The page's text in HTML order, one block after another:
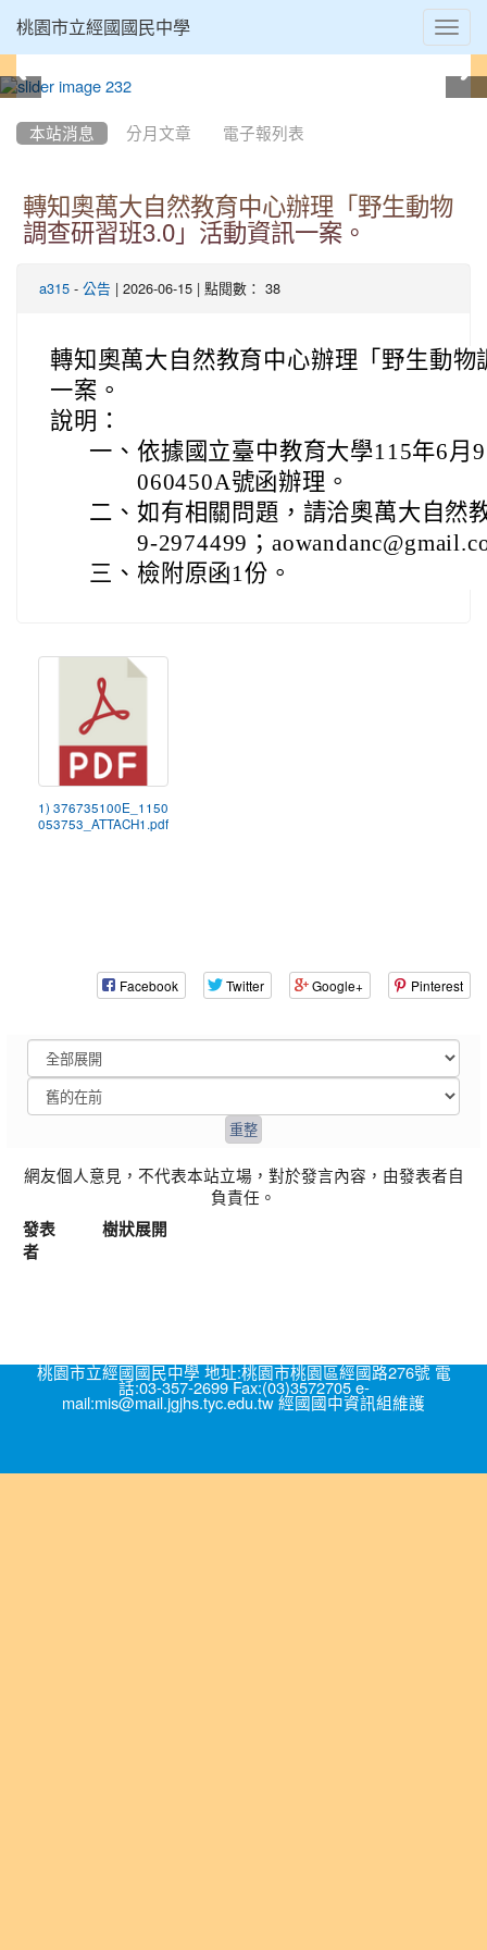
桃園市立經國國民中學
本站消息 分月文章 電子報列表
轉知奧萬大自然教育中心辦理「野生動物
調查研習班3.0」活動資訊一案。
a315 - 公告 | 2026-06-15 | 點閱數： 38
轉知奧萬大自然教育中心辦理「野生動物
一案。
說明：
一、 依據國立臺中教育大學115年6月
060450A號函辦理。
二、 如有相關問題，請洽奧萬大自然
9-2974499；
三、 檢附原函1份。
1) 376735100E_1150
053753_ATTACH1.pdf
Facebook Twitter Google+ Pinterest
網友個人意見，不代表本站立場，對於發言內容，由發表者自
負責任。
發表
者
樹狀展開
桃園市立經國國民中學 地址:桃園市桃園區經國路276號 電
話:03-357-2699 Fax:(03)3572705 e-
mail:mis@mail.jgjhs.tyc.edu.tw 經國國中資訊組維護